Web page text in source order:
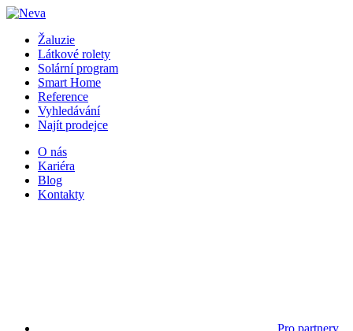
Žaluzie
Látkové rolety
Solární program
Smart Home
Reference
Vyhledávání
Najít prodejce
O nás
Kariéra
Blog
Kontakty
Pro partnery